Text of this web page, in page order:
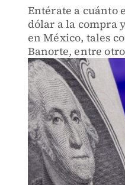
Entérate a cuánto
dólar a la compra
en México, tales
Banorte, entre